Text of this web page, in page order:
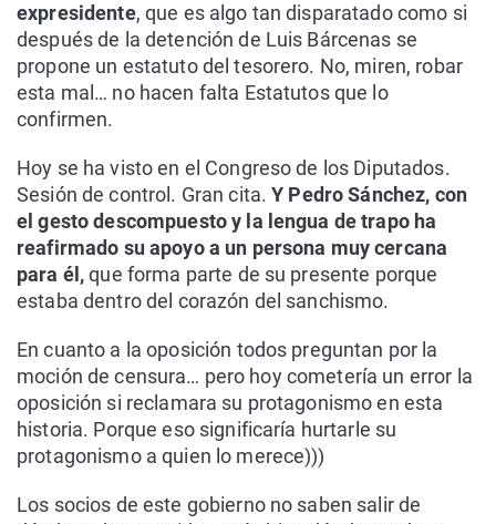
expresidente, que es algo tan disparatado como si
después de la detención de Luis Bárcenas se
propone un estatuto del tesorero. No, miren, robar
esta mal… no hacen falta Estatutos que lo
confirmen.
Hoy se ha visto en el Congreso de los Diputados.
Sesión de control. Gran cita.Y Pedro Sánchez, con
el gesto descompuesto y la lengua de trapo ha
reafirmado su apoyo a un persona muy cercana
para él,que forma parte de su presente porque
estaba dentro del corazón del sanchismo.
En cuanto a la oposición todos preguntan por la
moción de censura… pero hoy cometería un error la
oposición si reclamara su protagonismo en esta
historia. Porque eso significaría hurtarle su
protagonismo a quien lo merece)))
Los socios de este gobierno no saben salir de